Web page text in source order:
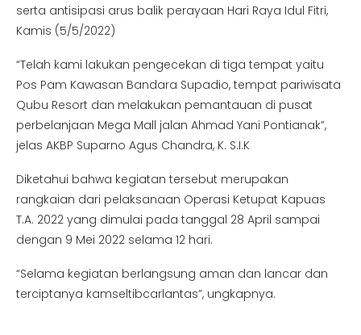
serta antisipasi arus balik perayaan Hari Raya Idul Fitri,
Kamis (5/5/2022)
“Telah kami lakukan pengecekan di tiga tempat yaitu
Pos Pam Kawasan Bandara Supadio, tempat pariwisata
Qubu Resort dan melakukan pemantauan di pusat
perbelanjaan Mega Mall jalan Ahmad Yani Pontianak”,
jelas AKBP Suparno Agus Chandra, K. S.I.K
Diketahui bahwa kegiatan tersebut merupakan
rangkaian dari pelaksanaan Operasi Ketupat Kapuas
T.A. 2022 yang dimulai pada tanggal 28 April sampai
dengan 9 Mei 2022 selama 12 hari.
“Selama kegiatan berlangsung aman dan lancar dan
terciptanya kamseltibcarlantas”, ungkapnya.